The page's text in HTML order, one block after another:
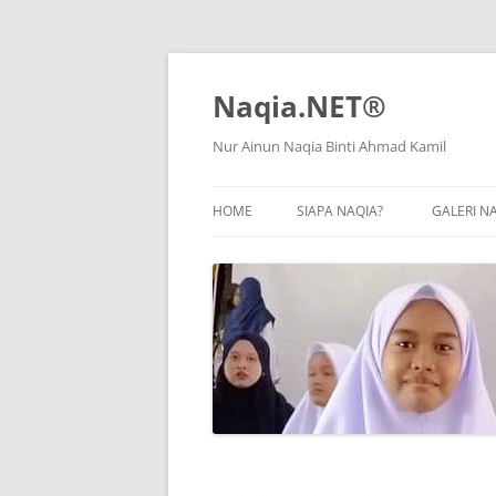
Naqia.NET®
Nur Ainun Naqia Binti Ahmad Kamil
HOME SIAPA NAQIA?
KAFA INTEGRASI AR-RAIHAN
GALERI